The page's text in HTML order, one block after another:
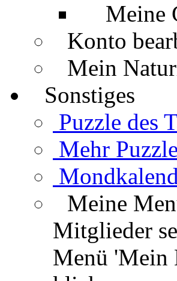
Meine
Konto
Mein
Sonstiges
Puzzle des
Mehr Puzzle
Meine
Mitglieder
Menü 'Mein